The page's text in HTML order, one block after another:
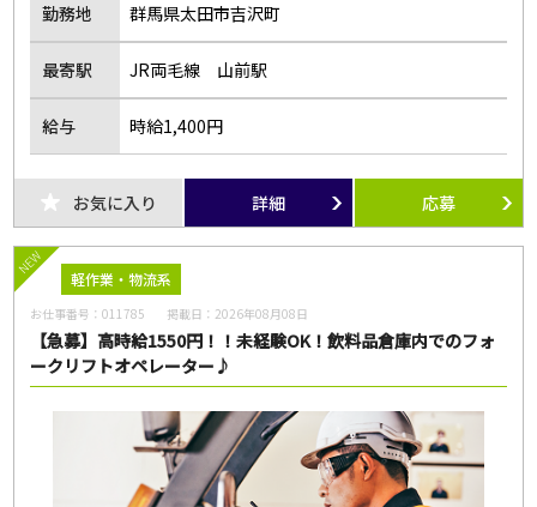
勤務地 群馬県太田市吉沢町
最寄駅 JR両毛線 山前駅
給与 時給1,400円
お気に入り 詳細 応募
NEW
軽作業・物流系
お仕事番号：011785 掲載日： 2026年08月08日
【急募】高時給1550円！！未経験OK！飲料品倉庫内でのフォ
ークリフトオペレーター♪